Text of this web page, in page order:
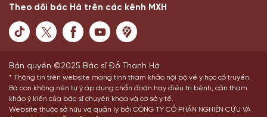
Theo dõi bác Hà trên các kênh MXH
Bản quyền ©2025 Bác sĩ Đỗ Thanh Hà
* Thông tin trên website mang tính tham khảo nội bộ về y học cổ truyền.
Bà con không nên tự ý áp dụng chẩn đoán hay điều trị bệnh, cần tham
khảo ý kiến của bác sĩ chuyên khoa và cơ sở y tế.
Website thuộc sở hữu và quản lý bởi CÔNG TY CỔ PHẦN NGHIÊN CỨU VÀ